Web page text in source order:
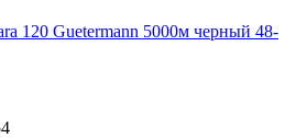
120 Guetermann 5000м черный 48-